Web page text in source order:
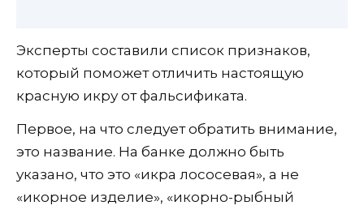
Эксперты составили список признаков,
который поможет отличить настоящую
красную икру от фальсификата.
Первое, на что следует обратить внимание,
это название. На банке должно быть
указано, что это «икра лососевая», а не
«икорное изделие», «икорно-рыбный